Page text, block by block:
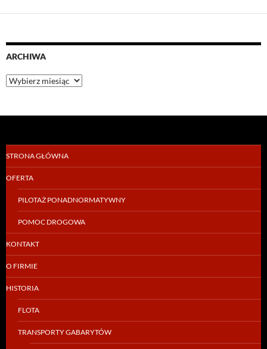
ARCHIWA
Archiwa
STRONA GŁÓWNA
OFERTA
PILOTAŻ PONADNORMATYWNY
POMOC DROGOWA
KONTAKT
O FIRMIE
HISTORIA
FLOTA
TRANSPORTY GABARYTÓW